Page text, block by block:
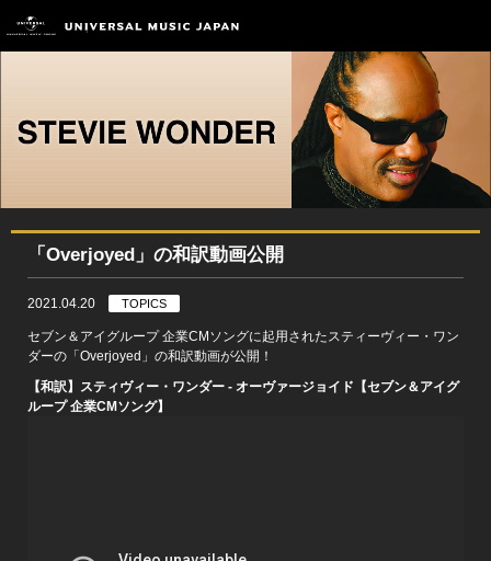
「Overjoyed」の和訳動画公開
2021.04.20 TOPICS
セブン＆アイグループ 企業CMソングに起用されたスティーヴィー・ワン
ダーの「Overjoyed」の和訳動画が公開！
【和訳】スティヴィー・ワンダー - オーヴァージョイド【セブン＆アイグ
ループ 企業CMソング】